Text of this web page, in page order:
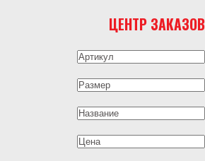
ЦЕНТР ЗАКАЗОВ